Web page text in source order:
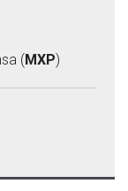
(MXP)